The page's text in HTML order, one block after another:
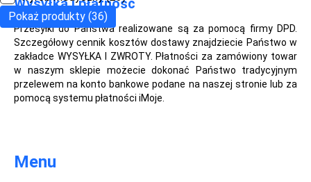
Wysyłka i płatność
Przesyłki do Państwa realizowane są za pomocą firmy DPD.
Szczegółowy cennik kosztów dostawy znajdziecie Państwo w
zakładce WYSYŁKA I ZWROTY. Płatności za zamówiony towar
w naszym sklepie możecie dokonać Państwo tradycyjnym
przelewem na konto bankowe podane na naszej stronie lub za
pomocą systemu płatności iMoje.
Menu
Pokaż produkty (36)